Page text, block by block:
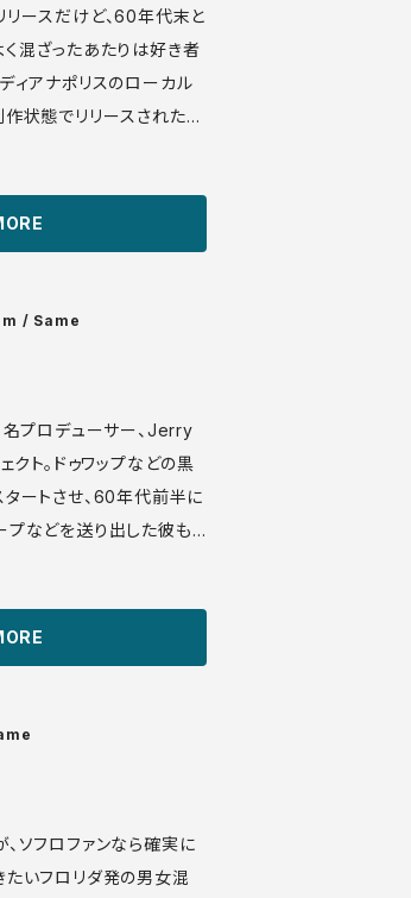
ースだけど、60年代末と
混ざったあたりは好き者
ィアナポリスのローカル
状態でリリースされたと
がなんと言って
飾るアメリカのカバー"RI
audio_files/5791.mp3
/ Same
プロデューサー、Jerry
ト。ドゥワップなどの黒
ートさせ、60年代前半に
などを送り出した彼も、
るようになります。この
身のレーベルColossusか
りのキラキラしたサウンド
ソフロファンなら確実に
いフロリダ発の男女混